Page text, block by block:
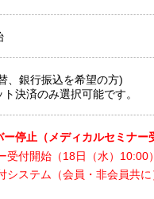
、銀行振込を希望の方)
決済のみ選択可能です。
停止（メディカルセミナー
受付開始（18日（水）10:00
システム（会員・非会員共